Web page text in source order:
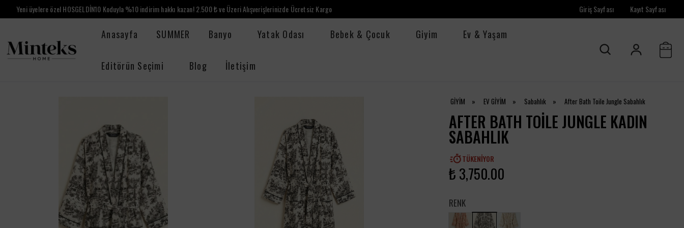
Yeni üyelere özel HOSGELDİN10 Koduyla %10 indirim hakkı kazan! 2.500 ₺ ve Üzeri Alışverişlerinizde Ücretsiz Kargo Giriş Sayfası Kayıt Sayfası
Anasayfa SUMMER Banyo Yatak Odası Bebek & Çocuk Giyim Ev & Yaşam
Editörün Seçimi Blog İletişim
GİYİM » EV GİYİM » Sabahlık » After Bath Toile Jungle Sabahlık
AFTER BATH TOILE JUNGLE KADIN
SABAHLIK
TÜKENIYOR
₺ 3,750.00
RENK